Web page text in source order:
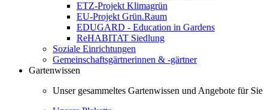
ETZ-Projekt Klimagrün
EU-Projekt Grün.Raum
EDUGARD - Education in Gardens
ReHABITAT Siedlung
Soziale Einrichtungen
Gemeinschaftsgärtnerinnen & -gärtner
Gartenwissen
Unser gesammeltes Gartenwissen und Angebote für Sie